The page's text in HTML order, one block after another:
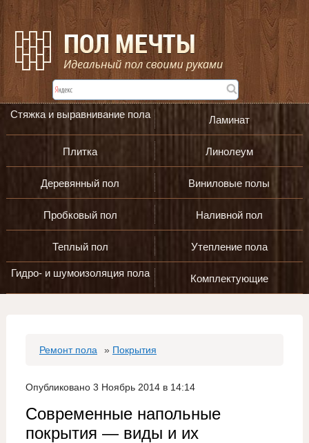
Стяжка и выравнивание пола Ламинат
Плитка Линолеум
Деревянный пол Виниловые полы
Пробковый пол Наливной пол
Теплый пол Утепление пола
Гидро- и шумоизоляция пола Комплектующие
Ремонт пола » Покрытия
Опубликовано 3 Ноябрь 2014 в 14:14
Современные напольные
покрытия — виды и их